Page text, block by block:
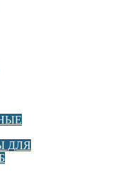
ДЛЯ
Ritmo ELEKTRA